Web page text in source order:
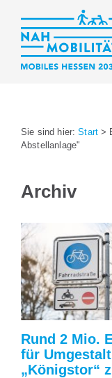
Sie sind hier:Start >
Abstellanlage"
Archiv
Rund 2 Mio.
für
„Königstor“